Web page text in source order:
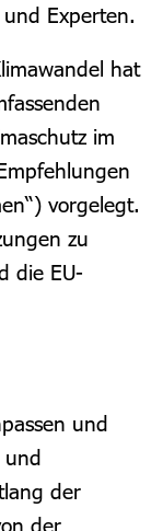
Experten.
hat
im
vorgelegt.
zu
die EU-
und
und
der
der